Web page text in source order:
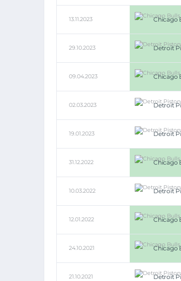
13.11.2023 Chicago
29.10.2023 Detroit
09.04.2023 Chicago
02.03.2023 Detroit
19.01.2023 Detroit
31.12.2022 Chicago
10.03.2022 Detroit
12.01.2022 Chicago
24.10.2021 Chicago
21.10.2021 Detroit